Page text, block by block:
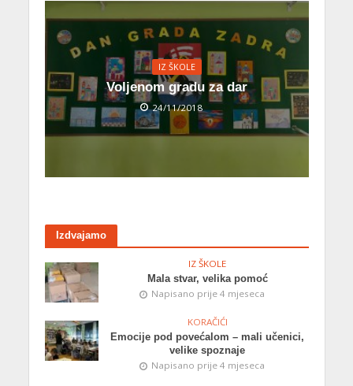
IZ ŠKOLE
Voljenom gradu za dar
24/11/2018
Izdvajamo
IZ ŠKOLE
Mala stvar, velika pomoć
Napisano prije 4 mjeseca
KORAČIĆI
Emocije pod povećalom – mali učenici,
velike spoznaje
Napisano prije 4 mjeseca